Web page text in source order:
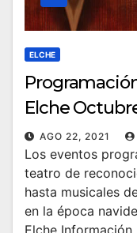
ELCHE
Elche
AGO 22, 2021
Los eventos
teatro de
hasta musicales
en la época
Elche